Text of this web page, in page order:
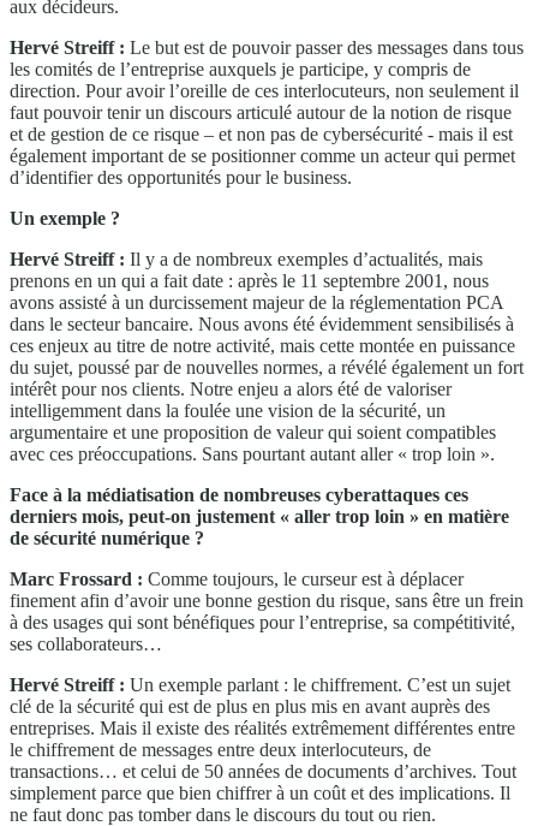
aux décideurs.
Hervé Streiff : Le but est de pouvoir passer des messages dans tous
les comités de l’entreprise auxquels je participe, y compris de
direction. Pour avoir l’oreille de ces interlocuteurs, non seulement il
faut pouvoir tenir un discours articulé autour de la notion de risque
et de gestion de ce risque – et non pas de cybersécurité - mais il est
également important de se positionner comme un acteur qui permet
d’identifier des opportunités pour le business.
Un exemple ?
Hervé Streiff : Il y a de nombreux exemples d’actualités, mais
prenons en un qui a fait date : après le 11 septembre 2001, nous
avons assisté à un durcissement majeur de la réglementation PCA
dans le secteur bancaire. Nous avons été évidemment sensibilisés à
ces enjeux au titre de notre activité, mais cette montée en puissance
du sujet, poussé par de nouvelles normes, a révélé également un fort
intérêt pour nos clients. Notre enjeu a alors été de valoriser
intelligemment dans la foulée une vision de la sécurité, un
argumentaire et une proposition de valeur qui soient compatibles
avec ces préoccupations. Sans pourtant autant aller « trop loin ».
Face à la médiatisation de nombreuses cyberattaques ces
derniers mois, peut-on justement « aller trop loin » en matière
de sécurité numérique ?
Marc Frossard : Comme toujours, le curseur est à déplacer
finement afin d’avoir une bonne gestion du risque, sans être un frein
à des usages qui sont bénéfiques pour l’entreprise, sa compétitivité,
ses collaborateurs…
Hervé Streiff : Un exemple parlant : le chiffrement. C’est un sujet
clé de la sécurité qui est de plus en plus mis en avant auprès des
entreprises. Mais il existe des réalités extrêmement différentes entre
le chiffrement de messages entre deux interlocuteurs, de
transactions… et celui de 50 années de documents d’archives. Tout
simplement parce que bien chiffrer à un coût et des implications. Il
ne faut donc pas tomber dans le discours du tout ou rien.